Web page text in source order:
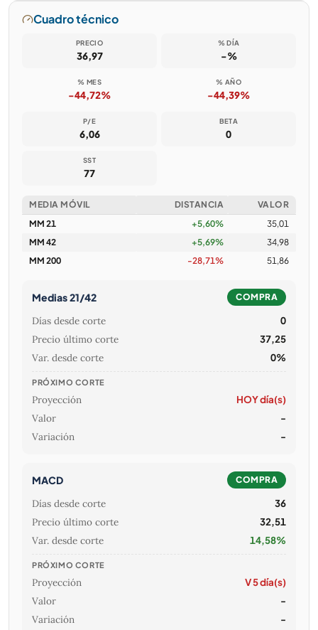
Cuadro técnico
PRECIO
36,97
% DÍA
-%
% MES
-44,72%
% AÑO
-44,39%
P/E
6,06
BETA
0
SST
77
MEDIA MÓVIL DISTANCIA
VALOR
MM 21
+5,60%
35,01
MM 42
+5,69%
34,98
MM 200
-28,71% 51,86
Medias 21/42 COMPRA
Días desde corte 0
Precio último corte 37,25
Var. desde corte 0%
PRÓXIMO CORTE
Proyección HOY día(s)
Valor -
Variación -
MACD COMPRA
Días desde corte 36
Precio último corte 32,51
Var. desde corte 14,58%
PRÓXIMO CORTE
Proyección V 5 día(s)
Valor -
Variación -